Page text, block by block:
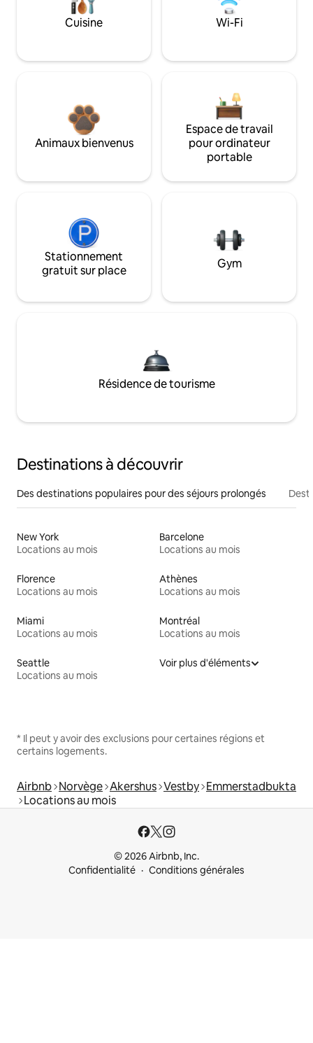
Cuisine Wi-Fi
Animaux bienvenus
Espace de travail
pour ordinateur
portable
Stationnement
gratuit sur place
Gym
Résidence de tourisme
Destinations à découvrir
Des destinations populaires pour des séjours prolongés
New York
Locations au mois
Barcelone
Locations au mois
Florence
Locations au mois
Athènes
Locations au mois
Miami
Locations au mois
Montréal
Locations au mois
Seattle
Locations au mois
Voir plus d'éléments
* Il peut y avoir des exclusions pour certaines régions et
certains logements.
Airbnb Norvège Akershus Vestby Emmerstadbukta
Locations au mois
© 2026 Airbnb, Inc.
Confidentialité
Conditions générales